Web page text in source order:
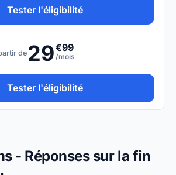
Tester l'éligibilité
de29€99
/mois
Tester l'éligibilité
- Réponses sur la fin